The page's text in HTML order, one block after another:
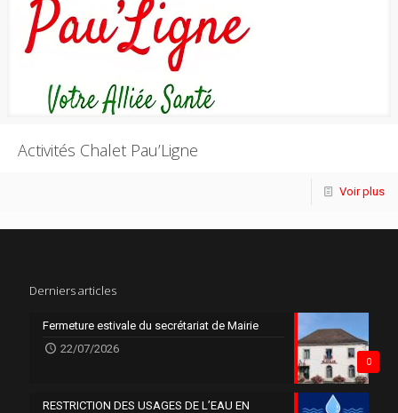
Activités Chalet Pau’Ligne
Voir plus
Derniers articles
0
Fermeture estivale du secrétariat de Mairie
22/07/2026
RESTRICTION DES USAGES DE L’EAU EN